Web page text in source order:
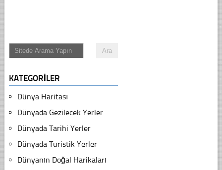
KATEGORILER
Dünya Haritası
Dünyada Gezilecek Yerler
Dünyada Tarihi Yerler
Dünyada Turistik Yerler
Dünyanın Doğal Harikaları